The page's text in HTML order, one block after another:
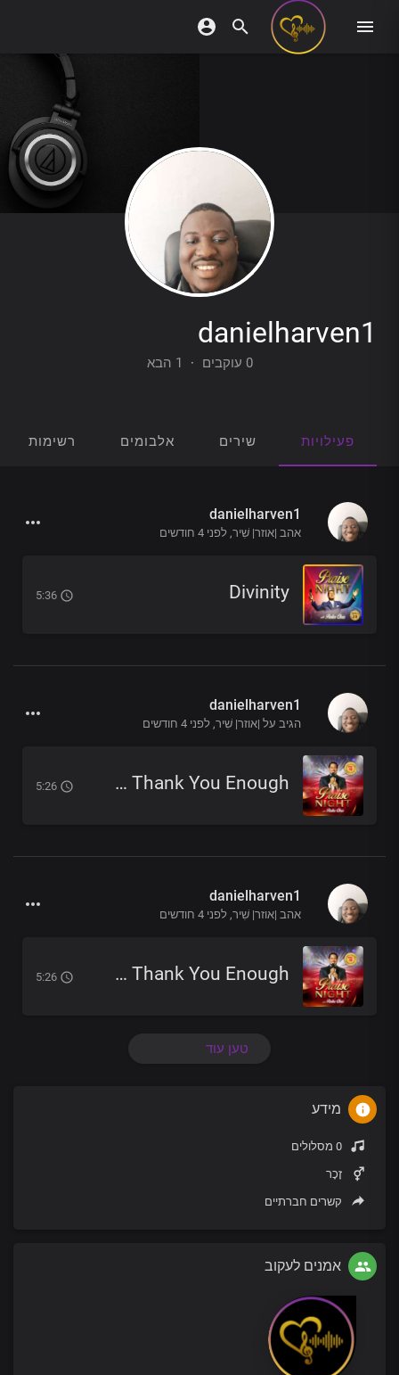
danielharven1
0 עוקבים · 1 הבא
פעילויות שירים אלבומים רשימות
danielharven1
אהב |אוזר| שִׁיר, לפני 4 חודשים
Divinity
danielharven1
הגיב על |אוזר| שִׁיר, לפני 4 חודשים
I Could Never Thank You Enough
danielharven1
אהב |אוזר| שִׁיר, לפני 4 חודשים
I Could Never Thank You Enough
טען עוד
מידע
זָכָר
קשרים חברתיים
אמנים לעקוב